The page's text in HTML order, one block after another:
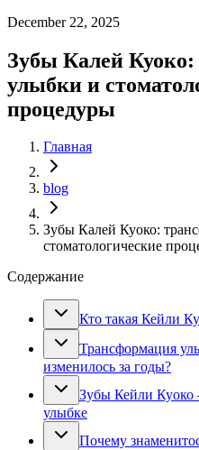
December 22, 2025
Зубы Калей
улыбки и
процедуры
Главная
blog
Зубы Калей Куоко:
стоматологические
Содержание
Кто такая Кейли
Трансформация
изменилось за годы?
Зубы Кейли Куоко
улыбке
Почему